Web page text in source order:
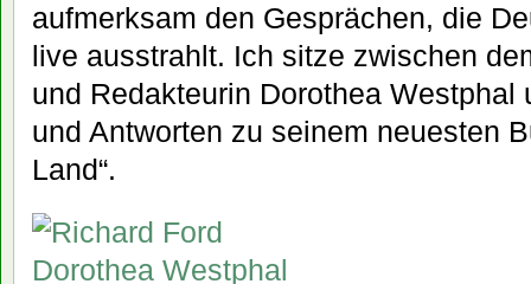
aufmerksam den Gesprächen, die
live ausstrahlt. Ich sitze zwischen
und Redakteurin Dorothea Westphal
und Antworten zu seinem neuesten
Land“.